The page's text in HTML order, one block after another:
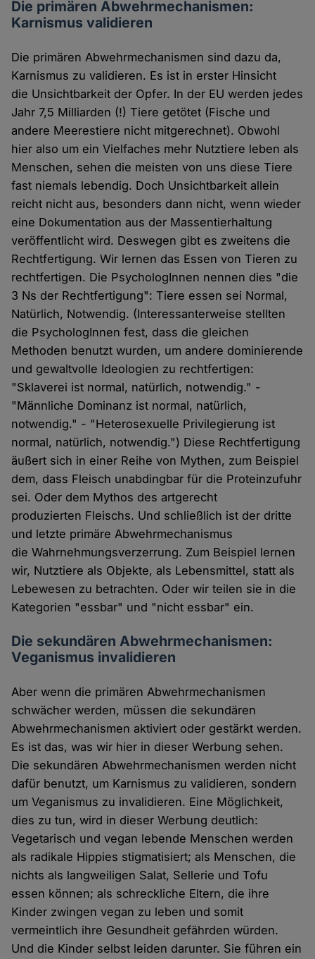
Die primären Abwehrmechanismen:
Karnismus validieren
Die primären Abwehrmechanismen sind dazu da,
Karnismus zu validieren. Es ist in erster Hinsicht
die Unsichtbarkeit der Opfer. In der EU werden jedes
Jahr 7,5 Milliarden (!) Tiere getötet (Fische und
andere Meerestiere nicht mitgerechnet). Obwohl
hier also um ein Vielfaches mehr Nutztiere leben als
Menschen, sehen die meisten von uns diese Tiere
fast niemals lebendig. Doch Unsichtbarkeit allein
reicht nicht aus, besonders dann nicht, wenn wieder
eine Dokumentation aus der Massentierhaltung
veröffentlicht wird. Deswegen gibt es zweitens die
Rechtfertigung. Wir lernen das Essen von Tieren zu
rechtfertigen. Die PsychologInnen nennen dies "die
3 Ns der Rechtfertigung": Tiere essen sei Normal,
Natürlich, Notwendig. (Interessanterweise stellten
die PsychologInnen fest, dass die gleichen
Methoden benutzt wurden, um andere dominierende
und gewaltvolle Ideologien zu rechtfertigen:
"Sklaverei ist normal, natürlich, notwendig." -
"Männliche Dominanz ist normal, natürlich,
notwendig." - "Heterosexuelle Privilegierung ist
normal, natürlich, notwendig.") Diese Rechtfertigung
äußert sich in einer Reihe von Mythen, zum Beispiel
dem, dass Fleisch unabdingbar für die Proteinzufuhr
sei. Oder dem Mythos des artgerecht
produzierten Fleischs. Und schließlich ist der dritte
und letzte primäre Abwehrmechanismus
die Wahrnehmungsverzerrung. Zum Beispiel lernen
wir, Nutztiere als Objekte, als Lebensmittel, statt als
Lebewesen zu betrachten. Oder wir teilen sie in die
Kategorien "essbar" und "nicht essbar" ein.
Die sekundären Abwehrmechanismen:
Veganismus invalidieren
Aber wenn die primären Abwehrmechanismen
schwächer werden, müssen die sekundären
Abwehrmechanismen aktiviert oder gestärkt werden.
Es ist das, was wir hier in dieser Werbung sehen.
Die sekundären Abwehrmechanismen werden nicht
dafür benutzt, um Karnismus zu validieren, sondern
um Veganismus zu invalidieren. Eine Möglichkeit,
dies zu tun, wird in dieser Werbung deutlich:
Vegetarisch und vegan lebende Menschen werden
als radikale Hippies stigmatisiert; als Menschen, die
nichts als langweiligen Salat, Sellerie und Tofu
essen können; als schreckliche Eltern, die ihre
Kinder zwingen vegan zu leben und somit
vermeintlich ihre Gesundheit gefährden würden.
Und die Kinder selbst leiden darunter. Sie führen ein